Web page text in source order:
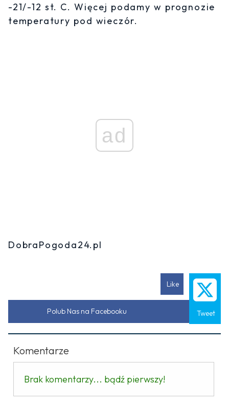
-21/-12 st. C. Więcej podamy w prognozie
temperatury pod wieczór.
ad
DobraPogoda24.pl
Like
Tweet
Polub Nas na Facebooku
Komentarze
Brak komentarzy... bądź pierwszy!